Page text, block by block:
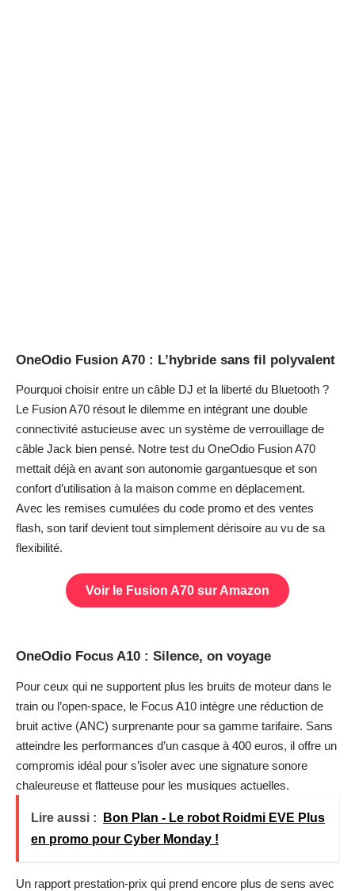
OneOdio Fusion A70 : L’hybride sans fil polyvalent
Pourquoi choisir entre un câble DJ et la liberté du Bluetooth ?
Le Fusion A70 résout le dilemme en intégrant une double
connectivité astucieuse avec un système de verrouillage de
câble Jack bien pensé. Notre test du OneOdio Fusion A70
mettait déjà en avant son autonomie gargantuesque et son
confort d’utilisation à la maison comme en déplacement.
Avec les remises cumulées du code promo et des ventes
flash, son tarif devient tout simplement dérisoire au vu de sa
flexibilité.
Voir le Fusion A70 sur Amazon
OneOdio Focus A10 : Silence, on voyage
Pour ceux qui ne supportent plus les bruits de moteur dans le
train ou l’open-space, le Focus A10 intègre une réduction de
bruit active (ANC) surprenante pour sa gamme tarifaire. Sans
atteindre les performances d’un casque à 400 euros, il offre un
compromis idéal pour s’isoler avec une signature sonore
chaleureuse et flatteuse pour les musiques actuelles.
Lire aussi :
Bon Plan - Le robot Roidmi EVE Plus
en promo pour Cyber Monday !
Un rapport prestation-prix qui prend encore plus de sens avec